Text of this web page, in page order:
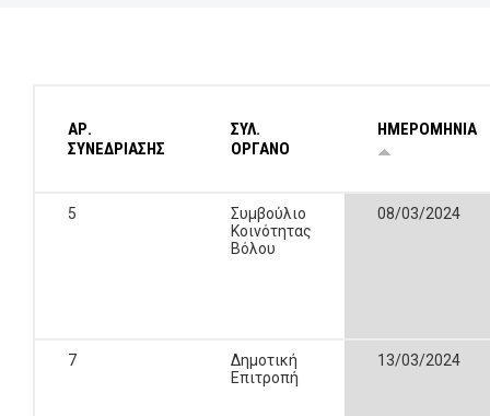
ΑΡ.
ΣΥΝΕΔΡΙΑΣΗΣ
ΣΥΛ.
ΟΡΓΑΝΟ
ΗΜΕΡΟΜΗΝΙΑ
5
Συμβούλιο
Κοινότητας
Βόλου
08/03/2024
7
Δημοτική
Επιτροπή
13/03/2024